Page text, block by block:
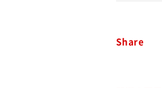
Share